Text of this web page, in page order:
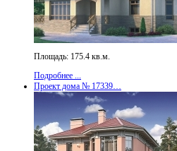
Площадь: 175.4 кв.м.
Подробнее ...
Проект дома № 17339…